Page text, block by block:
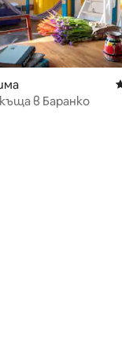
5, 11 отзива
в Баранко